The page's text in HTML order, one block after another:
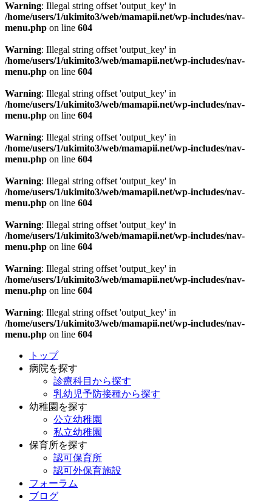
Warning: Illegal string offset 'output_key' in
/home/users/1/ukimito3/web/mamapii.net/wp-includes/nav-
menu.php on line 604
Warning: Illegal string offset 'output_key' in
/home/users/1/ukimito3/web/mamapii.net/wp-includes/nav-
menu.php on line 604
Warning: Illegal string offset 'output_key' in
/home/users/1/ukimito3/web/mamapii.net/wp-includes/nav-
menu.php on line 604
Warning: Illegal string offset 'output_key' in
/home/users/1/ukimito3/web/mamapii.net/wp-includes/nav-
menu.php on line 604
Warning: Illegal string offset 'output_key' in
/home/users/1/ukimito3/web/mamapii.net/wp-includes/nav-
menu.php on line 604
Warning: Illegal string offset 'output_key' in
/home/users/1/ukimito3/web/mamapii.net/wp-includes/nav-
menu.php on line 604
Warning: Illegal string offset 'output_key' in
/home/users/1/ukimito3/web/mamapii.net/wp-includes/nav-
menu.php on line 604
Warning: Illegal string offset 'output_key' in
/home/users/1/ukimito3/web/mamapii.net/wp-includes/nav-
menu.php on line 604
トップ
病院を探す
診療科目から探す
乳幼児予防接種から探す
幼稚園を探す
公立幼稚園
私立幼稚園
保育所を探す
認可保育所
認可外保育施設
フォーラム
ブログ